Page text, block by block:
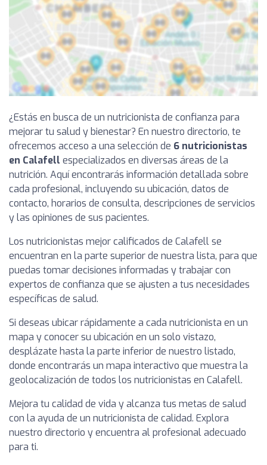
¿Estás en busca de un nutricionista de confianza para
mejorar tu salud y bienestar? En nuestro directorio, te
ofrecemos acceso a una selección de 6 nutricionistas
en Calafell especializados en diversas áreas de la
nutrición. Aquí encontrarás información detallada sobre
cada profesional, incluyendo su ubicación, datos de
contacto, horarios de consulta, descripciones de servicios
y las opiniones de sus pacientes.
Los nutricionistas mejor calificados de Calafell se
encuentran en la parte superior de nuestra lista, para que
puedas tomar decisiones informadas y trabajar con
expertos de confianza que se ajusten a tus necesidades
específicas de salud.
Si deseas ubicar rápidamente a cada nutricionista en un
mapa y conocer su ubicación en un solo vistazo,
desplázate hasta la parte inferior de nuestro listado,
donde encontrarás un mapa interactivo que muestra la
geolocalización de todos los nutricionistas en Calafell.
Mejora tu calidad de vida y alcanza tus metas de salud
con la ayuda de un nutricionista de calidad. Explora
nuestro directorio y encuentra al profesional adecuado
para ti.